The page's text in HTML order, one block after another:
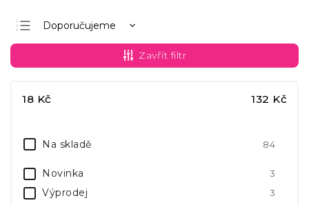
Doporučujeme
Nejlevnější
Nejdražší
Nejprodávanější
Zavřít filtr
18 Kč 132 Kč
Na skladě 84
Novinka 3
Výprodej 3